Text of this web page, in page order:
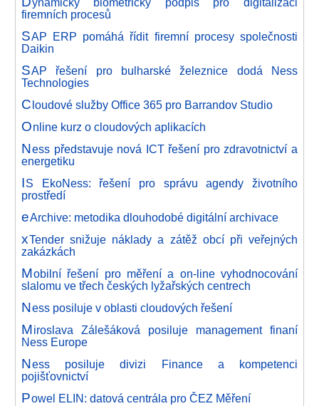
firemních procesů
SAP ERP pomáhá řídit firemní procesy společnosti
Daikin
SAP řešení pro bulharské železnice dodá Ness
Technologies
Cloudové služby Office 365 pro Barrandov Studio
Online kurz o cloudových aplikacích
Ness představuje nová ICT řešení pro zdravotnictví a
energetiku
IS EkoNess: řešení pro správu agendy životního
prostředí
eArchive: metodika dlouhodobé digitální archivace
xTender snižuje náklady a zátěž obcí při veřejných
zakázkách
Mobilní řešení pro měření a on-line vyhodnocování
slalomu ve třech českých lyžařských centrech
Ness posiluje v oblasti cloudových řešení
Miroslava Zálešáková posiluje management finaní
Ness Europe
Ness posiluje divizi Finance a kompetenci
pojišťovnictví
Powel ELIN: datová centrála pro ČEZ Měření